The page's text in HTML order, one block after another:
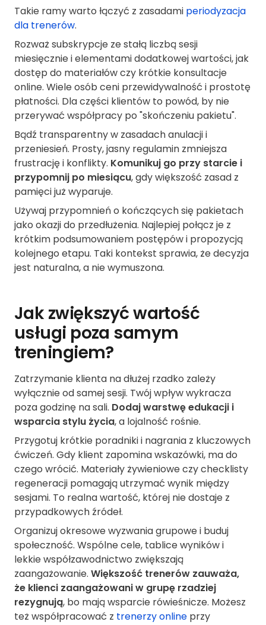
Takie ramy warto łączyć z zasadami periodyzacja
dla trenerów.
Rozważ subskrypcje ze stałą liczbą sesji
miesięcznie i elementami dodatkowej wartości, jak
dostęp do materiałów czy krótkie konsultacje
online. Wiele osób ceni przewidywalność i prostotę
płatności. Dla części klientów to powód, by nie
przerywać współpracy po "skończeniu pakietu".
Bądź transparentny w zasadach anulacji i
przeniesień. Prosty, jasny regulamin zmniejsza
frustrację i konflikty. Komunikuj go przy starcie i
przypomnij po miesiącu, gdy większość zasad z
pamięci już wyparuje.
Używaj przypomnień o kończących się pakietach
jako okazji do przedłużenia. Najlepiej połącz je z
krótkim podsumowaniem postępów i propozycją
kolejnego etapu. Taki kontekst sprawia, że decyzja
jest naturalna, a nie wymuszona.
Jak zwiększyć wartość
usługi poza samym
treningiem?
Zatrzymanie klienta na dłużej rzadko zależy
wyłącznie od samej sesji. Twój wpływ wykracza
poza godzinę na sali. Dodaj warstwę edukacji i
wsparcia stylu życia, a lojalność rośnie.
Przygotuj krótkie poradniki i nagrania z kluczowych
ćwiczeń. Gdy klient zapomina wskazówki, ma do
czego wrócić. Materiały żywieniowe czy checklisty
regeneracji pomagają utrzymać wynik między
sesjami. To realna wartość, której nie dostaje z
przypadkowych źródeł.
Organizuj okresowe wyzwania grupowe i buduj
społeczność. Wspólne cele, tablice wyników i
lekkie współzawodnictwo zwiększają
zaangażowanie. Większość trenerów zauważa,
że klienci zaangażowani w grupę rzadziej
rezygnują, bo mają wsparcie rówieśnicze. Możesz
też współpracować z trenerzy online przy